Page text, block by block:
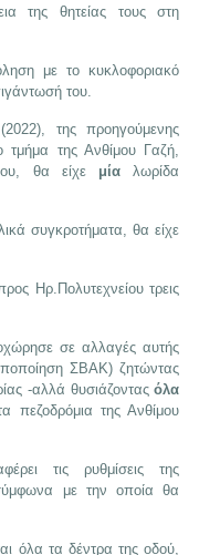
της θητείας τους στη
με το κυκλοφοριακό
του.
της προηγούμενης
τμήμα της Ανθίμου Γαζή,
θα είχε μίαλωρίδα
συγκροτήματα, θα είχε
Ηρ.Πολυτεχνείου τρεις
σε αλλαγές αυτής
ΣΒΑΚ) ζητώντας
-αλλά θυσιάζονταςόλα
πεζοδρόμια της Ανθίμου
τις ρυθμίσεις της
με την οποία θα
όλα τα δέντρα της οδού,